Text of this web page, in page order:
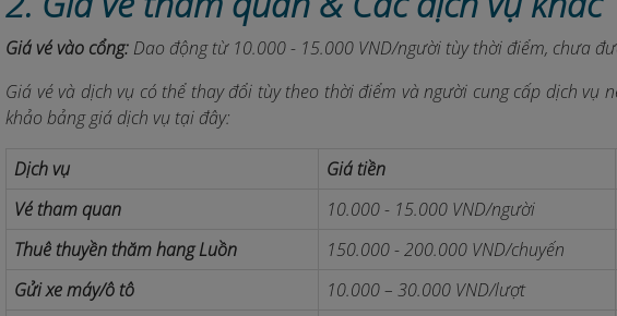
Giá vé vào cổng: Dao động từ 10.000 - 15.000 VND/người tùy thời điểm, chưa
Giá vé và dịch vụ có thể thay đổi tùy theo thời điểm và người cung cấp dịch vụ
khảo bảng giá dịch vụ tại đây:
Dịch vụ Giá tiền
Vé tham quan
10.000 - 15.000 VND/người
Thuê thuyền thăm hang Luồn
150.000 - 200.000 VND/chuyến
Gửi xe máy/ô tô
10.000 – 30.000 VND/lượt